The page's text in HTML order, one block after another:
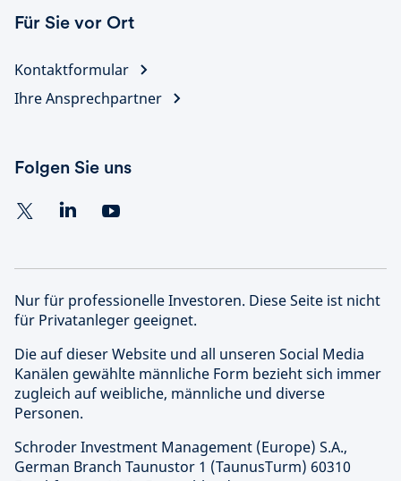
Für Sie vor Ort
Kontaktformular
Ihre Ansprechpartner
Folgen Sie uns
Nur für professionelle Investoren. Diese Seite ist nicht
für Privatanleger geeignet.
Die auf dieser Website und all unseren Social Media
Kanälen gewählte männliche Form bezieht sich immer
zugleich auf weibliche, männliche und diverse
Personen.
Schroder Investment Management (Europe) S.A.,
German Branch Taunustor 1 (TaunusTurm) 60310